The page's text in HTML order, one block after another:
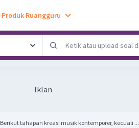
Produk Ruangguru
Iklan
Berikut tahapan kreasi musik kontemporer, kecuali ...